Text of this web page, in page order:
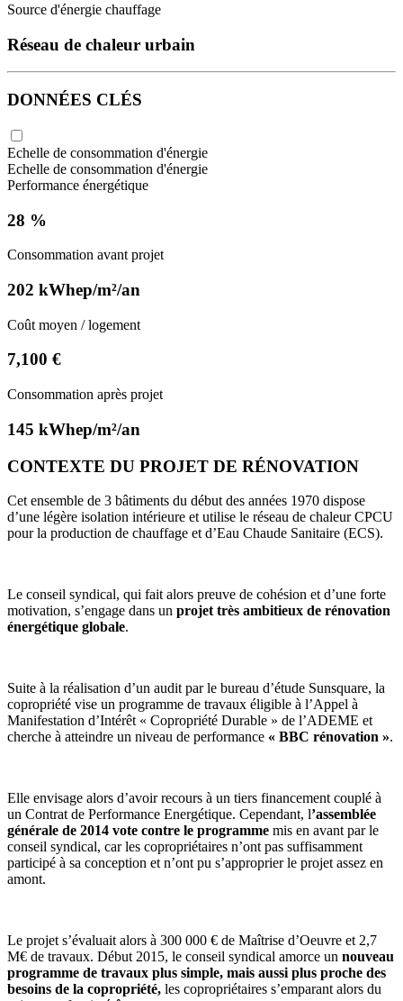
Source d'énergie chauffage
Réseau de chaleur urbain
DONNÉES CLÉS
Echelle de consommation d'énergie
Echelle de consommation d'énergie
Performance énergétique
28 %
Consommation avant projet
202 kWhep/m²/an
Coût moyen / logement
7,100 €
Consommation après projet
145 kWhep/m²/an
CONTEXTE DU PROJET DE RÉNOVATION
Cet ensemble de 3 bâtiments du début des années 1970 dispose
d’une légère isolation intérieure et utilise le réseau de chaleur CPCU
pour la production de chauffage et d’Eau Chaude Sanitaire (ECS).
Le conseil syndical, qui fait alors preuve de cohésion et d’une forte
motivation, s’engage dans un projet très ambitieux de rénovation
énergétique globale.
Suite à la réalisation d’un audit par le bureau d’étude Sunsquare, la
copropriété vise un programme de travaux éligible à l’Appel à
Manifestation d’Intérêt « Copropriété Durable » de l’ADEME et
cherche à atteindre un niveau de performance « BBC rénovation ».
Elle envisage alors d’avoir recours à un tiers financement couplé à
un Contrat de Performance Energétique. Cependant, l’assemblée
générale de 2014 vote contre le programme mis en avant par le
conseil syndical, car les copropriétaires n’ont pas suffisamment
participé à sa conception et n’ont pu s’approprier le projet assez en
amont.
Le projet s’évaluait alors à 300 000 € de Maîtrise d’Oeuvre et 2,7
M€ de travaux. Début 2015, le conseil syndical amorce un nouveau
programme de travaux plus simple, mais aussi plus proche des
besoins de la copropriété, les copropriétaires s’emparant alors du